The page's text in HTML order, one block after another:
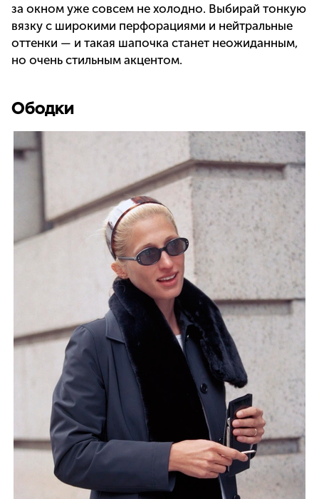
за окном уже совсем не холодно. Выбирай тонкую
вязку с широкими перфорациями и нейтральные
оттенки — и такая шапочка станет неожиданным,
но очень стильным акцентом.
Ободки